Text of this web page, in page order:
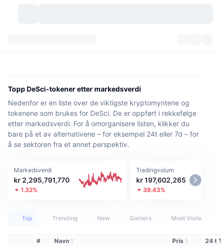
Kategorier
Historiske øyeblikksbilder
Yields
Markedsoversikt
Spotmarked
Bitcoin Kassebeholdninger
Signaler New
Populært
Vinnere
Topphandlere
Børser
Sentraliserte børser
Derivater
Samfunn
Emner
API
Produkter
Topp DeSci-tokener etter markedsverdi
Nedenfor er en liste over de viktigste kryptomyntene og
tokenene som brukes for DeSci. De er oppført i rekkefølge
etter markedsverdi. For å omorganisere listen, klikker du
bare på et av alternativene – for eksempel 24t eller 7d – for
å se sektoren fra et annet perspektiv.
Markedsverdi
kr 2,295,791,770
1.32%
Tradingvolum
kr 197,602,265
39.43%
Top Trending New Gainers Most Visited
# Navn Pris 24 t